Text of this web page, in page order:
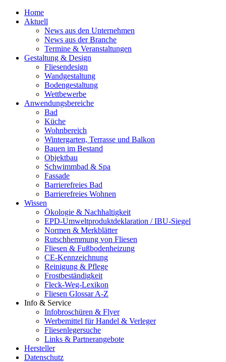
Home
Aktuell
News aus den Unternehmen
News aus der Branche
Termine & Veranstaltungen
Gestaltung & Design
Fliesendesign
Wandgestaltung
Bodengestaltung
Wettbewerbe
Anwendungsbereiche
Bad
Küche
Wohnbereich
Wintergarten, Terrasse und Balkon
Bauen im Bestand
Objektbau
Schwimmbad & Spa
Fassade
Barrierefreies Bad
Barrierefreies Wohnen
Wissen
Ökologie & Nachhaltigkeit
EPD-Umweltproduktdeklaration / IBU-Siegel
Normen & Merkblätter
Rutschhemmung von Fliesen
Fliesen & Fußbodenheizung
CE-Kennzeichnung
Reinigung & Pflege
Frostbeständigkeit
Fleck-Weg-Lexikon
Fliesen Glossar A-Z
Info & Service
Infobroschüren & Flyer
Werbemittel für Handel & Verleger
Fliesenlegersuche
Links & Partnerangebote
Hersteller
Datenschutz